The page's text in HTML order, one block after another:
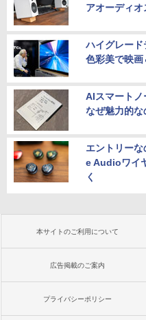
アオーディオ
ハイグレー
色彩美で映
AIスマート
なぜ魅力的な
エントリー
e Audioワイ
く
本サイトのご利用について
広告掲載のご案内
プライバシーポリシー